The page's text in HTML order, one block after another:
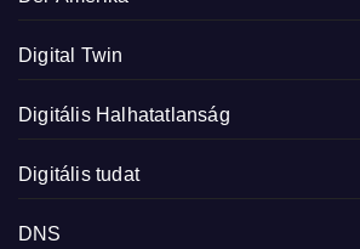
Digital Twin
Digitális Halhatatlanság
Digitális tudat
DNS